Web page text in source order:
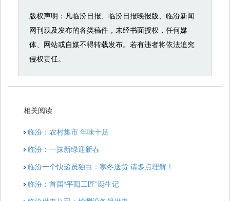
版权声明：凡临汾日报、临汾日报晚报版、临汾新闻
网刊载及发布的各类稿件，未经书面授权，任何媒
体、网站或自媒不得转载发布。若有违者将依法追究
侵权责任。
相关阅读
临汾：农村集市 年味十足
临汾：一抹新绿迎新春
临汾一个快递员独白：寒冬送货 请多点理解！
临汾：首届“平阳工匠”诞生记